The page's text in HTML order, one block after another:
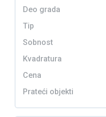
Deo grada
Tip
Sobnost
Kvadratura
Cena
Prateći objekti